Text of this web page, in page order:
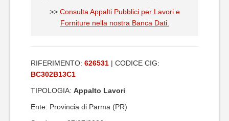
>> Consulta Appalti Pubblici per Lavori e
Forniture nella nostra Banca Dati.
RIFERIMENTO: 626531 | CODICE CIG:
BC302B13C1
TIPOLOGIA: Appalto Lavori
Ente: Provincia di Parma (PR)